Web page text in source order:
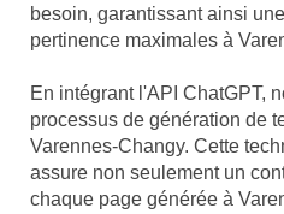
besoin, garantissant ainsi
pertinence maximales à
En intégrant l'API ChatGPT,
processus de génération de
Varennes-Changy. Cette
assure non seulement un
chaque page générée à